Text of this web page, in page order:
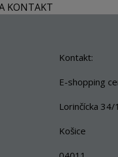
KONTAKT
Kontakt:
E-shopping
Lorinčícka 34/
Košice